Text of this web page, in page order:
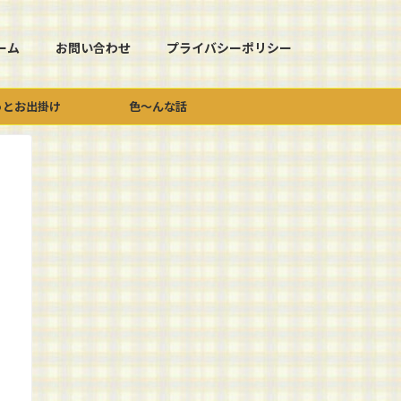
ム お問い合わせ プライバシーポリシー
お出掛け 色～んな話